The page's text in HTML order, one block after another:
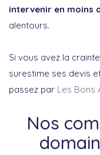
intervenir en moins
alentours.
Si vous avez la
surestime ses devis
passez par Les Bons
Nos